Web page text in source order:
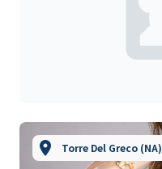
Torre Del Greco (NA)